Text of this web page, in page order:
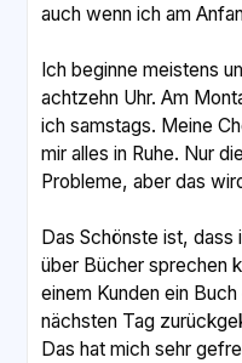
auch wenn ich am
Ich beginne meistens
achtzehn Uhr. Am
ich samstags. Meine
mir alles in Ruhe. Nur
Probleme, aber das
Das Schönste ist, dass
über Bücher sprechen
einem Kunden ein
nächsten Tag
Das hat mich sehr